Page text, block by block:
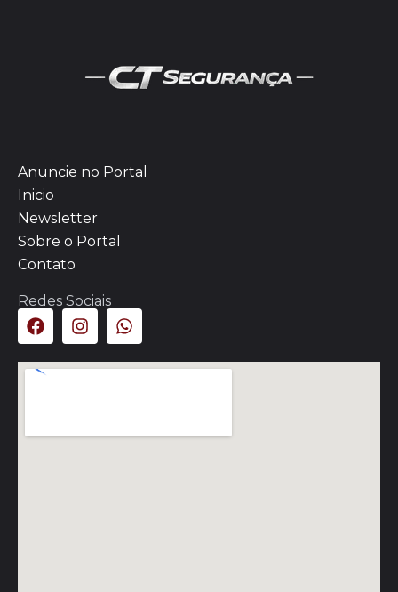
Anuncie no Portal
Inicio
Newsletter
Sobre o Portal
Contato
Redes Sociais